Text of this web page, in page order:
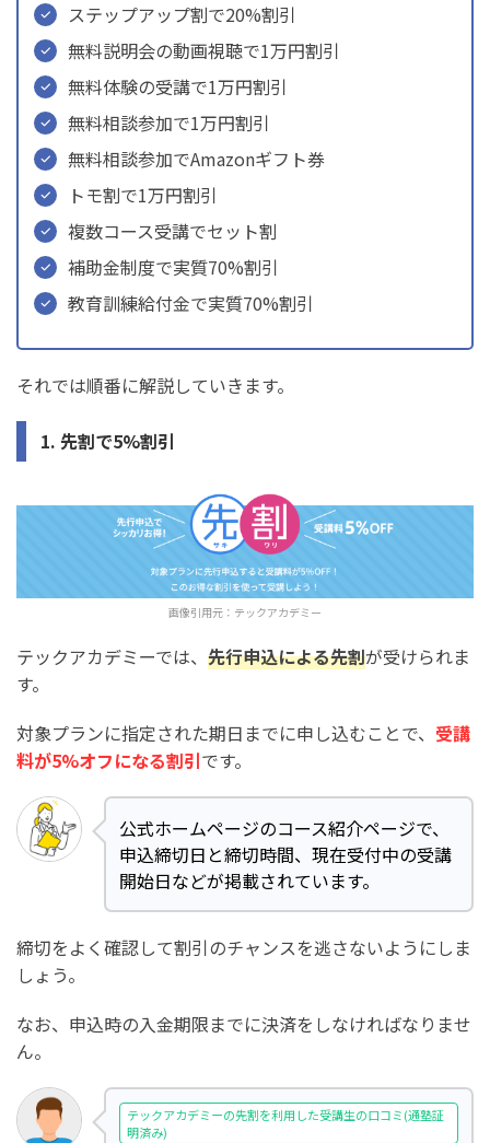
ステップアップ割で20%割引
無料説明会の動画視聴で1万円割引
無料体験の受講で1万円割引
無料相談参加で1万円割引
無料相談参加でAmazonギフト券
トモ割で1万円割引
複数コース受講でセット割
補助金制度で実質70%割引
教育訓練給付金で実質70%割引
それでは順番に解説していきます。
1. 先割で5%割引
画像引用元： テックアカデミー
テックアカデミーでは、 先行申込による先割が受けられま
す。
対象プランに指定された期日までに申し込むことで、 受講
料が5%オフになる割引です。
公式ホームページのコース紹介ページで、
申込締切日と締切時間、現在受付中の受講
開始日などが掲載されています。
締切をよく確認して割引のチャンスを逃さないようにしま
しょう。
なお、申込時の入金期限までに決済をしなければなりませ
ん。
テックアカデミーの先割を利用した受講生の口コミ(通塾証
明済み)